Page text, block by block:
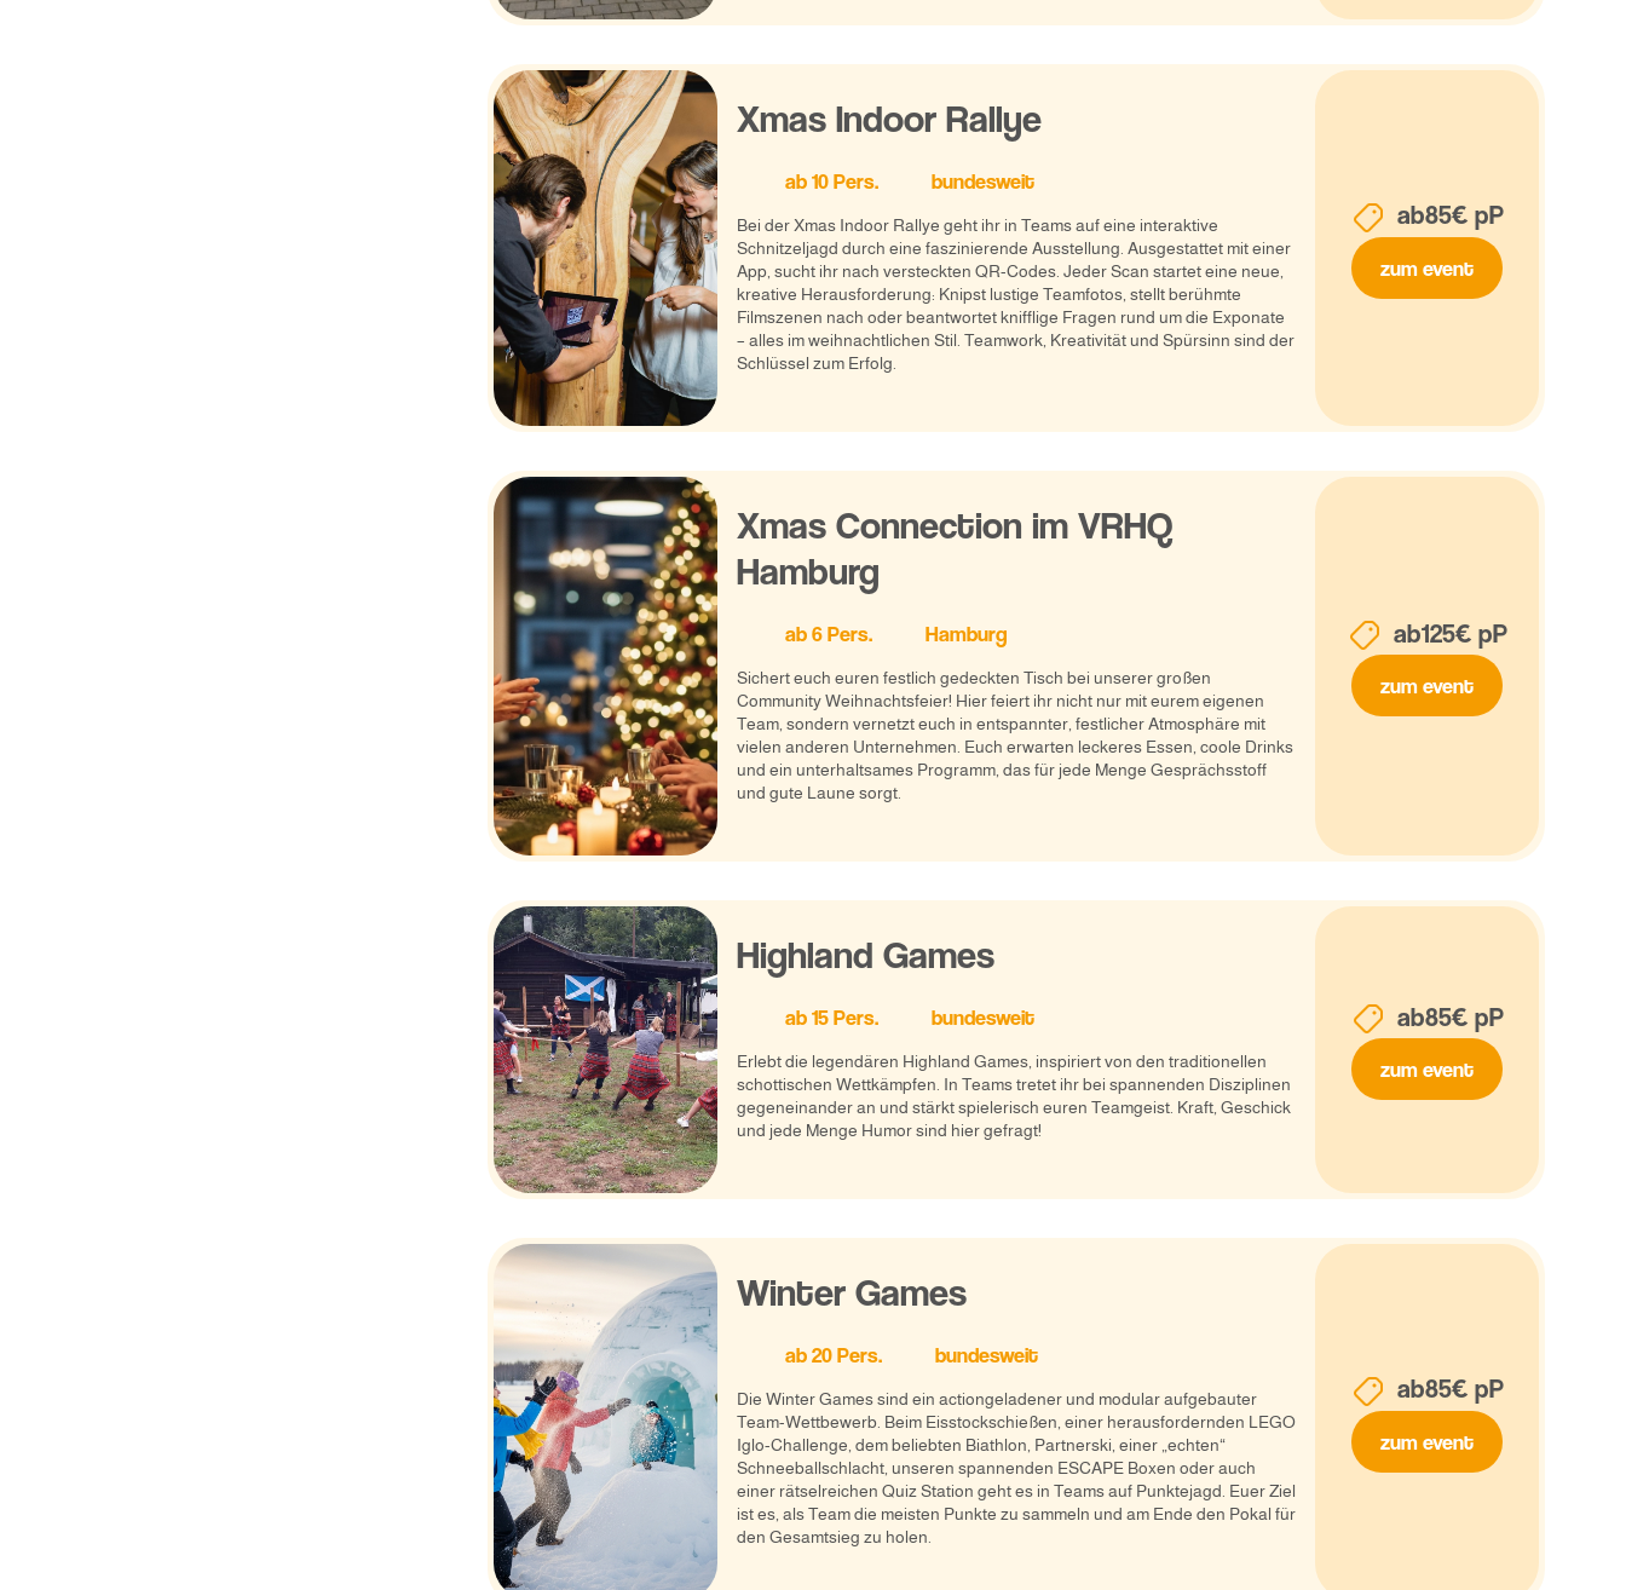
Xmas Indoor Rallye
ab10Pers. bundesweit
Bei der Xmas Indoor Rallye geht ihr in Teams auf eine interaktive
Schnitzeljagd durch eine faszinierende Ausstellung. Ausgestattet mit einer
App, sucht ihr nach versteckten QR-Codes. Jeder Scan startet eine neue,
kreative Herausforderung: Knipst lustige Teamfotos, stellt berühmte
Filmszenen nach oder beantwortet knifflige Fragen rund um die Exponate
– alles im weihnachtlichen Stil. Teamwork, Kreativität und Spürsinn sind der
Schlüssel zum Erfolg.
ab85€ pP
zum event
Xmas Connection im VRHQ
Hamburg
ab6Pers. Hamburg
Sichert euch euren festlich gedeckten Tisch bei unserer großen
Community Weihnachtsfeier! Hier feiert ihr nicht nur mit eurem eigenen
Team, sondern vernetzt euch in entspannter, festlicher Atmosphäre mit
vielen anderen Unternehmen. Euch erwarten leckeres Essen, coole Drinks
und ein unterhaltsames Programm, das für jede Menge Gesprächsstoff
und gute Laune sorgt.
ab125€ pP
zum event
Highland Games
ab15Pers. bundesweit
Erlebt die legendären Highland Games, inspiriert von den traditionellen
schottischen Wettkämpfen. In Teams tretet ihr bei spannenden Disziplinen
gegeneinander an und stärkt spielerisch euren Teamgeist. Kraft, Geschick
und jede Menge Humor sind hier gefragt!
ab85€ pP
zum event
Winter Games
ab20Pers. bundesweit
Die Winter Games sind ein actiongeladener und modular aufgebauter
Team-Wettbewerb. Beim Eisstockschießen, einer herausfordernden LEGO
Iglo-Challenge, dem beliebten Biathlon, Partnerski, einer „echten“
Schneeballschlacht, unseren spannenden ESCAPE Boxen oder auch
einer rätselreichen Quiz Station geht es in Teams auf Punktejagd. Euer Ziel
ist es, als Team die meisten Punkte zu sammeln und am Ende den Pokal für
den Gesamtsieg zu holen.
ab85€ pP
zum event